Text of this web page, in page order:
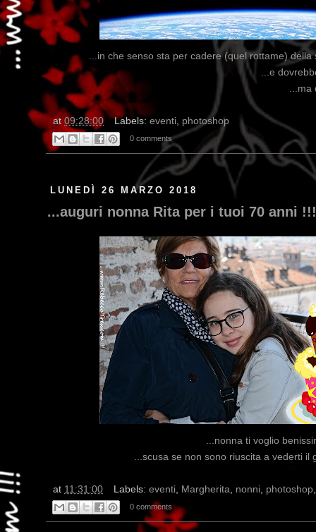
...in che senso sta per cadere (quel rottame)
...e
at09:28:00 Labels: eventi, photoshop
0 comments
LUNEDÌ 26 MARZO 2018
...auguri nonna Rita per i tuoi 70 anni !!!
...nonna ti voglio
...scusa se non sono riuscita a vederti
at 11:31:00 Labels: eventi, Margherita nonni, photoshop
0 comments